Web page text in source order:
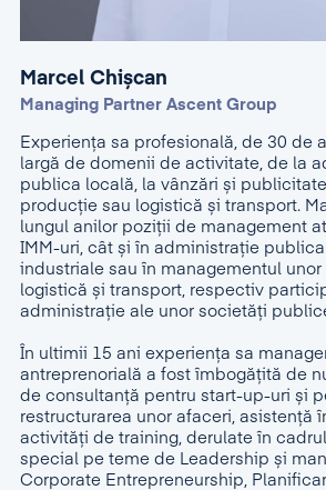
Marcel Chișcan
Managing Partner Ascent Group
Experiența sa profesională, de 30 de
largă de domenii de activitate, de la
publica locală, la vânzări și
producție sau logistică și transport.
lungul anilor poziţii de management
IMM-uri, cât și în administraţie
industriale sau în managementul
logistică și transport, respectiv
administraţie ale unor societăţi
În ultimii 15 ani experienţa sa
antreprenorială a fost îmbogățită de
de consultanță pentru start-up-uri și
restructurarea unor afaceri, asistență
activități de training, derulate în
special pe teme de Leadership și
Corporate Entrepreneurship,